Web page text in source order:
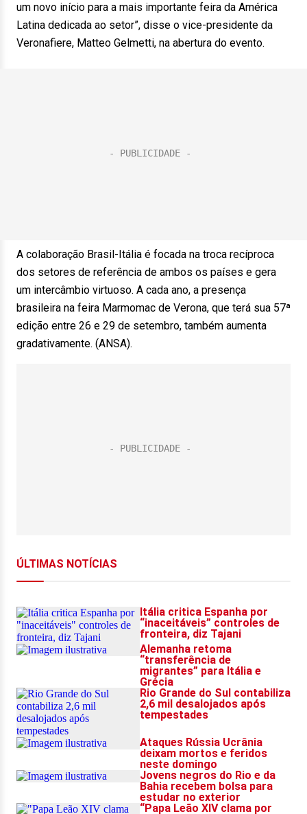
um novo início para a mais importante feira da América
Latina dedicada ao setor”, disse o vice-presidente da
Veronafiere, Matteo Gelmetti, na abertura do evento.
A colaboração Brasil-Itália é focada na troca recíproca
dos setores de referência de ambos os países e gera
um intercâmbio virtuoso. A cada ano, a presença
brasileira na feira Marmomac de Verona, que terá sua 57ª
edição entre 26 e 29 de setembro, também aumenta
gradativamente. (ANSA).